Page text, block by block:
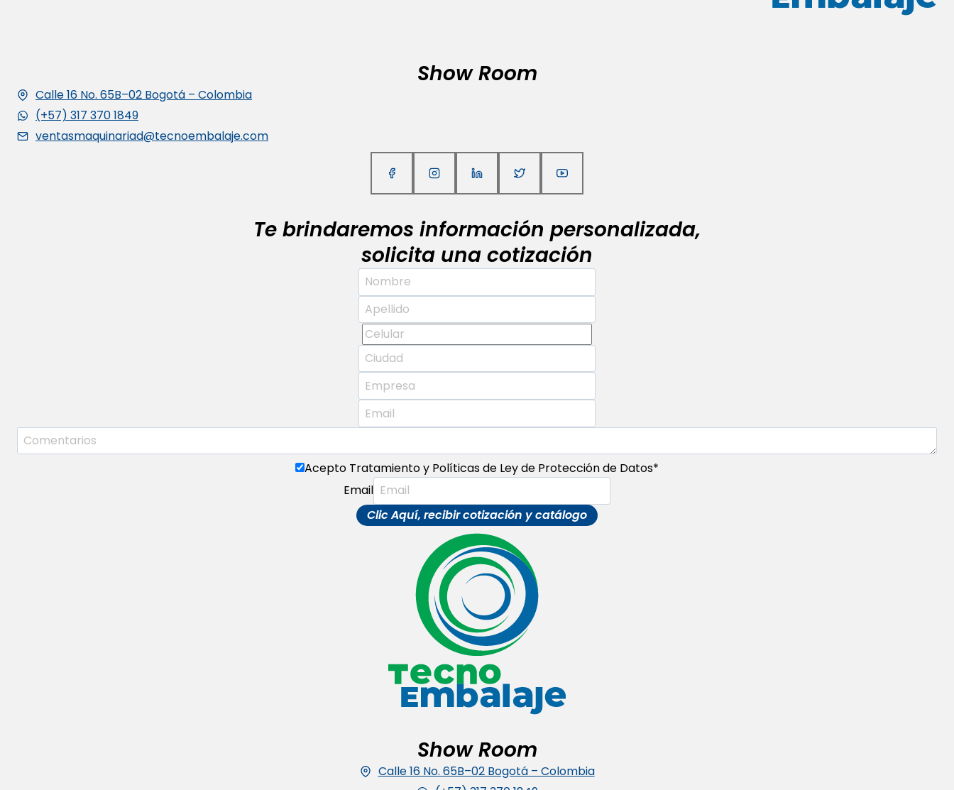
Show Room
Calle 16 No. 65B–02 Bogotá – Colombia
(+57) 317 370 1849
ventasmaquinariad@tecnoembalaje.com
Te brindaremos información personalizada,
solicita una cotización
Acepto Tratamiento y Políticas de Ley de Protección de Datos*
Email
Clic Aquí, recibir cotización y catálogo
Show Room
Calle 16 No. 65B–02 Bogotá – Colombia